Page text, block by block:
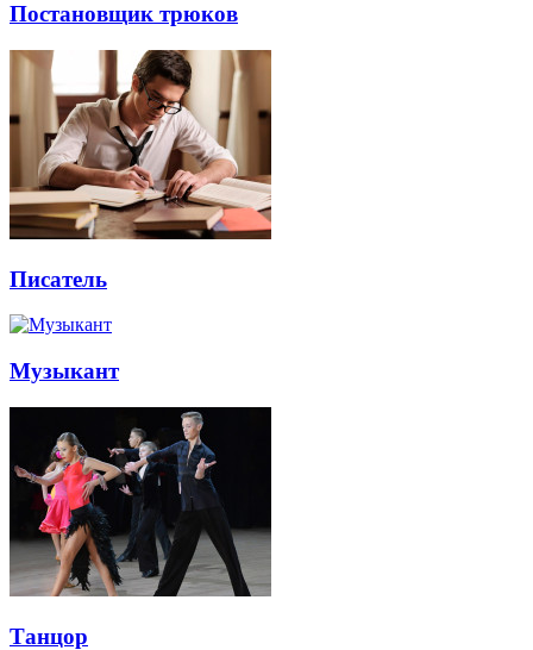
Постановщик трюков
Писатель
Музыкант
Танцор